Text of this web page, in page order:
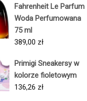
Fahrenheit Le Parfum
Woda Perfumowana
75 ml
389,00 zł
Primigi Sneakersy w
kolorze fioletowym
136,26 zł